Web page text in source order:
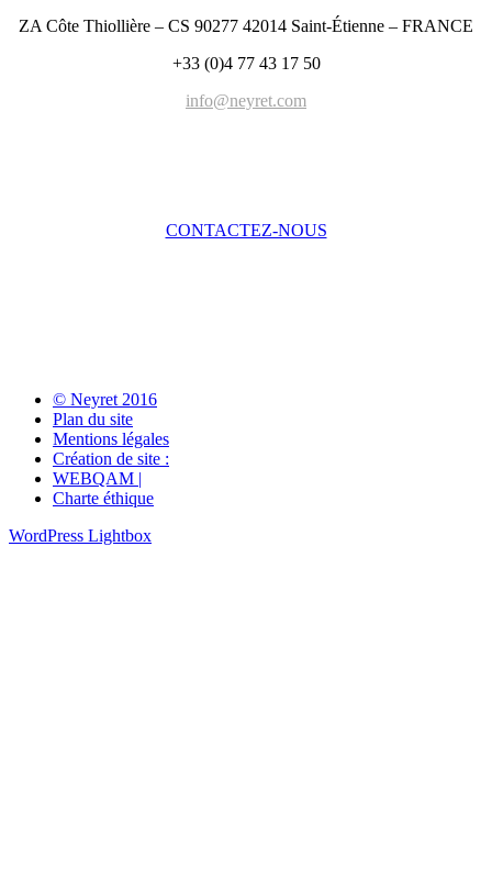
ZA Côte Thiollière – CS 90277 42014 Saint-Étienne – FRANCE
+33 (0)4 77 43 17 50
info@neyret.com
CONTACTEZ-NOUS
© Neyret 2016
Plan du site
Mentions légales
Création de site :
WEBQAM |
Charte éthique
WordPress Lightbox